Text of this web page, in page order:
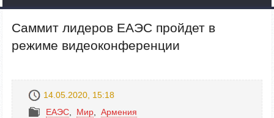
Саммит лидеров ЕАЭС пройдет в
режиме видеоконференции
14.05.2020, 15:18
ЕАЭС
Mир Армения